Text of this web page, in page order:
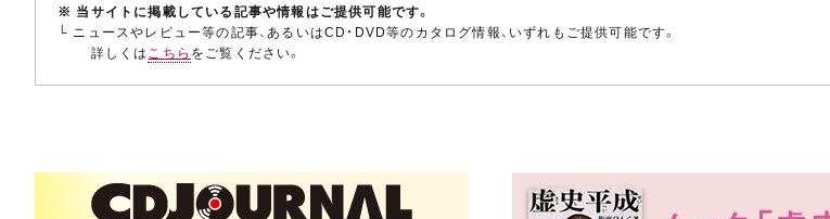
※ 当サイトに掲載している記事や情報はご提供可能です。
└ ニュースやレビュー等の記事、あるいはCD・DVD等のカタログ情報、いずれもご提供可能です。
詳しくはこちら をご覧ください。